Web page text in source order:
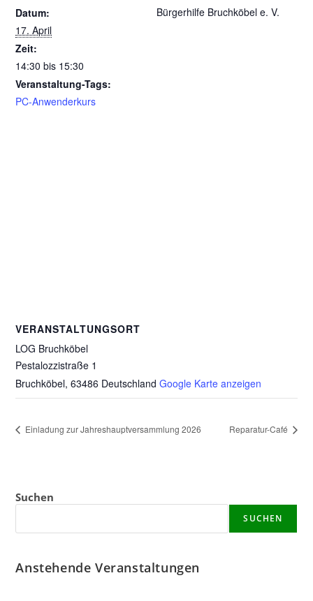
Datum:
17. April
Zeit:
14:30 bis 15:30
Veranstaltung-Tags:
PC-Anwenderkurs
Bürgerhilfe Bruchköbel e. V.
VERANSTALTUNGSORT
LOG Bruchköbel
Pestalozzistraße 1
Bruchköbel, 63486 Deutschland Google Karte anzeigen
Einladung zur Jahreshauptversammlung 2026 Reparatur-Café
Suchen
SUCHEN
Anstehende Veranstaltungen